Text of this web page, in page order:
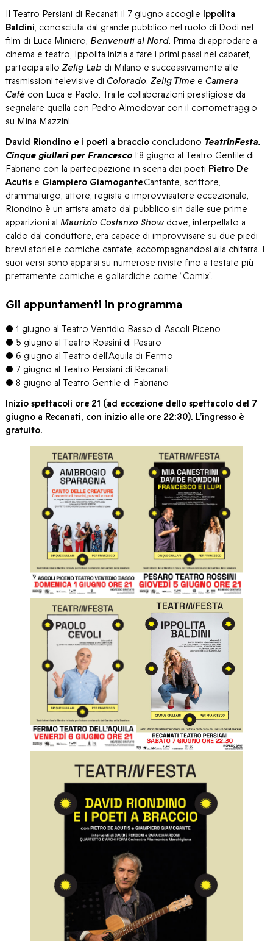
Il Teatro Persiani di Recanati il 7 giugno accoglie Ippolita
Baldini, conosciuta dal grande pubblico nel ruolo di Dodi nel
film di Luca Miniero, Benvenuti al Nord. Prima di approdare a
cinema e teatro, Ippolita inizia a fare i primi passi nel cabaret,
partecipa allo Zelig Lab di Milano e successivamente alle
trasmissioni televisive di Colorado, Zelig Time e Camera
Cafè con Luca e Paolo. Tra le collaborazioni prestigiose da
segnalare quella con Pedro Almodovar con il cortometraggio
su Mina Mazzini.
David Riondino e i poeti a braccio concludono TeatrinFesta.
Cinque giullari per Francesco l’8 giugno al Teatro Gentile di
Fabriano con la partecipazione in scena dei poeti Pietro De
Acutis e Giampiero Giamogante.Cantante, scrittore,
drammaturgo, attore, regista e improvvisatore eccezionale,
Riondino è un artista amato dal pubblico sin dalle sue prime
apparizioni al Maurizio Costanzo Showdove, interpellato a
caldo dal conduttore, era capace di improvvisare su due piedi
brevi storielle comiche cantate, accompagnandosi alla chitarra. I
suoi versi sono apparsi su numerose riviste fino a testate più
prettamente comiche e goliardiche come “Comix”.
Gli appuntamenti in programma
• 1 giugno al Teatro Ventidio Basso di Ascoli Piceno
• 5 giugno al Teatro Rossini di Pesaro
• 6 giugno al Teatro dell’Aquila di Fermo
• 7 giugno al Teatro Persiani di Recanati
• 8 giugno al Teatro Gentile di Fabriano
Inizio spettacoli ore 21 (ad eccezione dello spettacolo del 7
giugno a Recanati, con inizio alle ore 22:30). L’ingresso è
gratuito.